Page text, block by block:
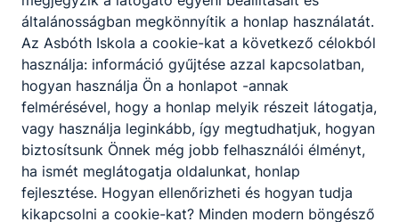
hagyományos fahajót és rétegelt
technikával modern fahajót épít;
egyedi gyártású műanyag hajót, ősmintát
épít;
műanyag hajó gyártósablon építését
előkészíti, sorozatgyártású műanyag hajót
épít;
hajóburkolási feladatokat végez, kishajó
belső berendezéseinek beépítésére;
felületeket előkészít, alapoz, színez,
általánosságban megkönnyítik a honlap használatát.
Az Asbóth Iskola a cookie-kat a következő célokból
használja: információ gyűjtése azzal kapcsolatban,
hogyan használja Ön a honlapot -annak
felmérésével, hogy a honlap melyik részeit látogatja,
vagy használja leginkább, így megtudhatjuk, hogyan
biztosítsunk Önnek még jobb felhasználói élményt,
ha ismét meglátogatja oldalunkat, honlap
fejlesztése. Hogyan ellenőrizheti és hogyan tudja
kikapcsolni a cookie-kat? Minden modern böngésző